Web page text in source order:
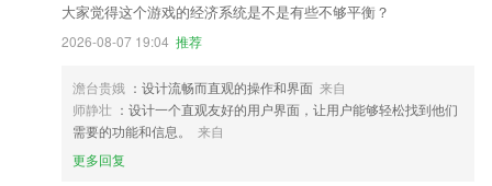
大家觉得这个游戏的经济系统是不是有些不够平衡？
2026-08-07 19:04 推荐
澹台贵娥 ：设计流畅而直观的操作和界面 来自
师静壮 ：设计一个直观友好的用户界面，让用户能够轻松找到他们
需要的功能和信息。
来自
更多回复